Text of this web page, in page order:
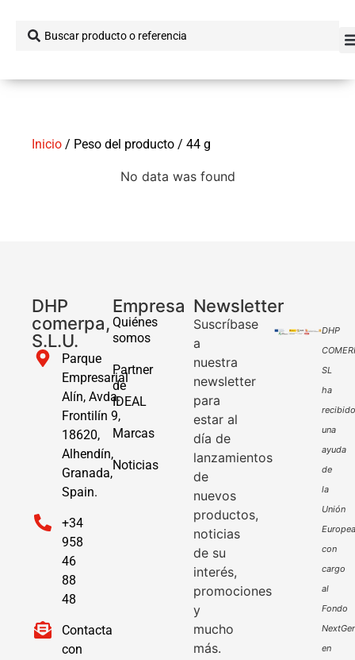
Inicio / Peso del producto / 44 g
No data was found
DHP
comerpa,
S.L.U.
Parque
Empresarial
Alín, Avda.
Frontilín 9,
18620,
Alhendín,
Granada,
Spain.
+34
958
46
88
48
Contacta
con
Empresa
Quiénes
somos
Partner
de
IDEAL
Marcas
Noticias
Newsletter
Suscríbase
a
nuestra
newsletter
para
estar al
día de
lanzamientos
de
nuevos
productos,
noticias
de su
interés,
promociones
y
mucho
más.
DHP
SL
ha
recibido
una
ayuda
de
la
Unión
Europea
con
cargo
al
Fondo
en